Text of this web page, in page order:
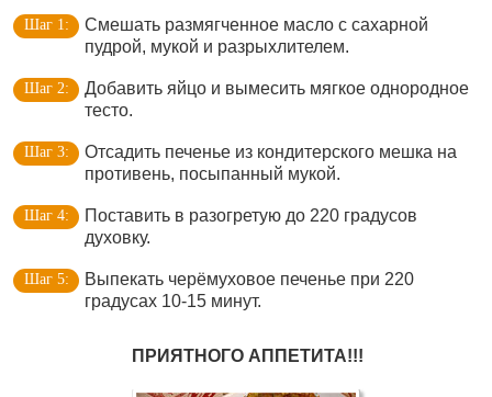
Смешать размягченное масло с сахарной
пудрой, мукой и разрыхлителем.
Добавить яйцо и вымесить мягкое однородное
тесто.
Отсадить печенье из кондитерского мешка на
противень, посыпанный мукой.
Поставить в разогретую до 220 градусов
духовку.
Выпекать черёмуховое печенье при 220
градусах 10-15 минут.
ПРИЯТНОГО АППЕТИТА!!!